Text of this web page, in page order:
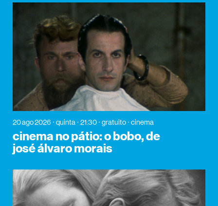
20 ago 2026 quinta 21:30 gratuito cinema
cinema no pátio: o bobo, de
josé álvaro morais